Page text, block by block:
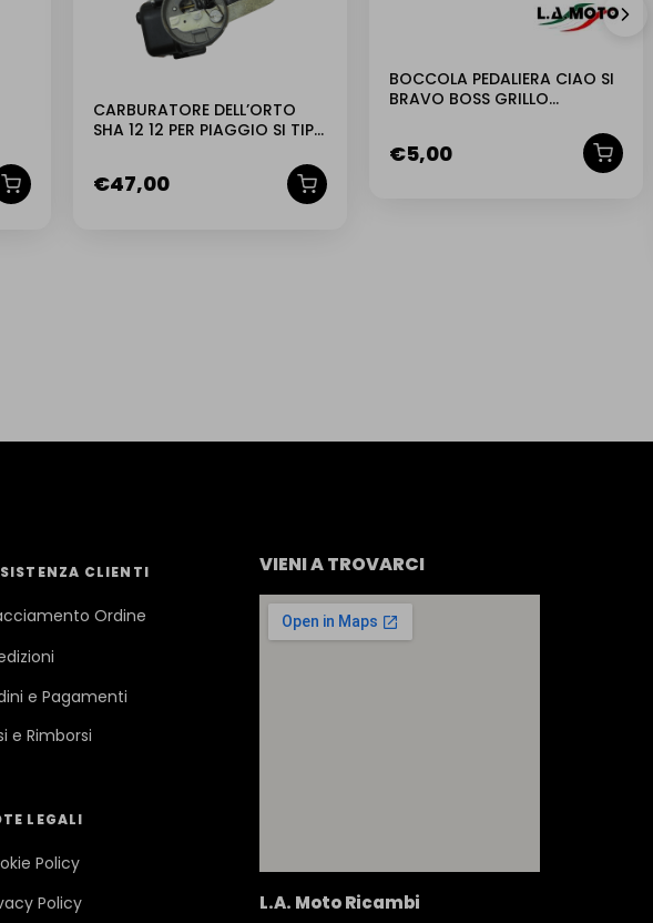
CARBURATORE DELL’ORTO
SHA 12 12 PER PIAGGIO SI TIPO
€47,00
BOCCOLA PEDALIERA CIAO SI
BRAVO BOSS GRILLO
€5,00
CLIENTI
Ordine
e Pagamenti
e Rimborsi
LEGALI
Policy
Policy
VIENI A TROVARCI
L.A. Moto Ricambi